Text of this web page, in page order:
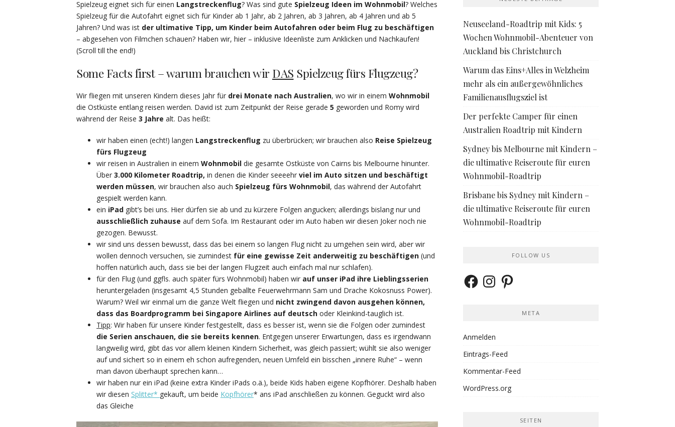
Spielzeug eignet sich für einen Langstreckenflug? Was sind gute Spielzeug Ideen im Wohnmobil? Welches
Spielzeug für die Autofahrt eignet sich für Kinder ab 1 Jahr, ab 2 Jahren, ab 3 Jahren, ab 4 Jahren und ab 5
Jahren? Und was ist der ultimative Tipp, um Kinder beim Autofahren oder beim Flug zu beschäftigen
– abgesehen von Filmchen schauen? Haben wir, hier – inklusive Ideenliste zum Anklicken und Nachkaufen!
(Scroll till the end!)
Some Facts first – warum brauchen wirDAS Spielzeug fürs Flugzeug?
Wir fliegen mit unseren Kindern dieses Jahr für drei Monate nach Australien, wo wir in einem Wohnmobil
die Ostküste entlang reisen werden. David ist zum Zeitpunkt der Reise gerade 5 geworden und Romy wird
während der Reise 3 Jahre alt. Das heißt:
wir haben einen (echt!) langen Langstreckenflug zu überbrücken; wir brauchen also Reise Spielzeug
fürs Flugzeug
wir reisen in Australien in einem Wohnmobil die gesamte Ostküste von Cairns bis Melbourne hinunter.
Über 3.000 Kilometer Roadtrip, in denen die Kinder seeeehr viel im Auto sitzen und beschäftigt
werden müssen, wir brauchen also auch Spielzeug fürs Wohnmobil, das während der Autofahrt
gespielt werden kann.
ein iPad gibt’s bei uns. Hier dürfen sie ab und zu kürzere Folgen angucken; allerdings bislang nur und
ausschließlich zuhause auf dem Sofa. Im Restaurant oder im Auto haben wir diesen Joker noch nie
gezogen. Bewusst.
wir sind uns dessen bewusst, dass das bei einem so langen Flug nicht zu umgehen sein wird, aber wir
wollen dennoch versuchen, sie zumindest für eine gewisse Zeit anderweitig zu beschäftigen (und
hoffen natürlich auch, dass sie bei der langen Flugzeit auch einfach mal nur schlafen).
für den Flug (und ggfls. auch später fürs Wohnmobil) haben wir auf unser iPad ihre Lieblingsserien
heruntergeladen (insgesamt 4,5 Stunden geballte Feuerwehrmann Sam und Drache Kokosnuss Power).
Warum? Weil wir einmal um die ganze Welt fliegen und nicht zwingend davon ausgehen können,
dass das Boardprogramm bei Singapore Airlines auf deutsch oder Kleinkind-tauglich ist.
Tipp: Wir haben für unsere Kinder festgestellt, dass es besser ist, wenn sie die Folgen oder zumindest
die Serien anschauen, die sie bereits kennen. Entgegen unserer Erwartungen, dass es irgendwann
langweilig wird, gibt das vor allem kleinen Kindern Sicherheit, was gleich passiert; wühlt sie also weniger
auf und sichert so in einem eh schon aufregenden, neuen Umfeld ein bisschen „innere Ruhe“ – wenn
man davon überhaupt sprechen kann…
wir haben nur ein iPad (keine extra Kinder iPads o.ä.), beide Kids haben eigene Kopfhörer. Deshalb haben
wir diesen Splitter* gekauft, um beide Kopfhörer* ans iPad anschließen zu können. Geguckt wird also
das Gleiche
Neuseeland-Roadtrip mit Kids: 5
Wochen Wohnmobil-Abenteuer von
Auckland bis Christchurch
Warum das Eins+Alles in Welzheim
mehr als ein außergewöhnliches
Familienausflugsziel ist
Der perfekte Camper für einen
Australien Roadtrip mit Kindern
Sydney bis Melbourne mit Kindern –
die ultimative Reiseroute für euren
Wohnmobil-Roadtrip
Brisbane bis Sydney mit Kindern –
die ultimative Reiseroute für euren
Wohnmobil-Roadtrip
FOLLOW US
FacebookInstagramPinterest
META
Anmelden
Eintrags-Feed
Kommentar-Feed
WordPress.org
SEITEN